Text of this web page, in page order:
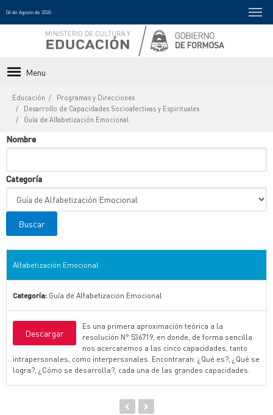
06 de Agosto de 2026
Menu
Educación
Programas y Direcciones
Desarrollo de Capacidades Socioafectivas y Espirituales
Guía de Alfabetización Emocional
Nombre
Categoría
Alfabetización Emocional
Categoría: Guía de Alfabetización Emocional
Descargar
Es una primera aproximación teórica a la
resolución N° 536719, en donde, de forma sencilla
nos acercaremos a las cinco capacidades, tanto
intrapersonales, como interpersonales. Encontraran: ¿Qué es?, ¿Qué se
logra?, ¿Cómo se desarrolla?, cada una de las grandes capacidades.